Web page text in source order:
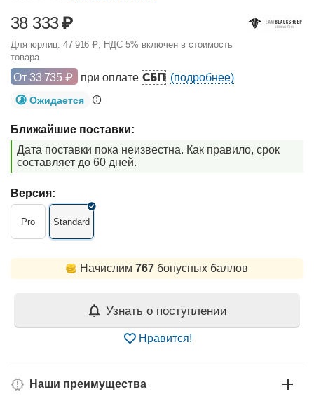
38 333₽
Для юрлиц: 47 916 ₽, НДС 5% включен в стоимость
товара
От 33 735 ₽ при оплатеСБП (подробнее)
Ожидается
Ближайшие поставки:
Дата поставки пока неизвестна. Как правило, срок
составляет до 60 дней.
Версия:
Pro Standard
Начислим 767 бонусных баллов
Узнать о поступлении
Нравится!
Наши преимущества